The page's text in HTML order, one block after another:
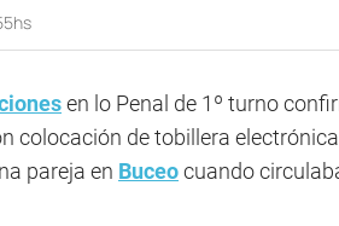
en lo Penal de 1º turno
colocación de tobillera
pareja en Buceocuando